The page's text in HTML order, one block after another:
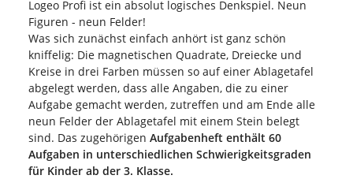
Logeo Profi ist ein absolut logisches Denkspiel. Neun
Figuren - neun Felder!
Was sich zunächst einfach anhört ist ganz schön
kniffelig: Die magnetischen Quadrate, Dreiecke und
Kreise in drei Farben müssen so auf einer Ablagetafel
abgelegt werden, dass alle Angaben, die zu einer
Aufgabe gemacht werden, zutreffen und am Ende alle
neun Felder der Ablagetafel mit einem Stein belegt
sind. Das zugehörigen Aufgabenheft enthält 60
Aufgaben in unterschiedlichen Schwierigkeitsgraden
für Kinder ab der 3. Klasse.